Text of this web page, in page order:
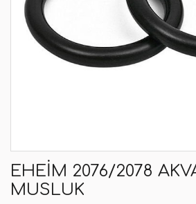
EHEIM 2076/2078
MUSLUK